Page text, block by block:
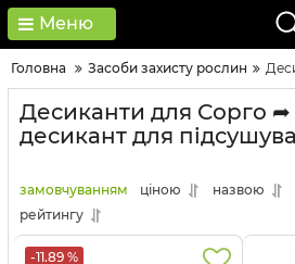
Меню
Головна Засоби захисту рослин
Десиканти для Сорго ➦
десикант для
замовчуванням ціною
назвою
рейтингу
-11.89 %